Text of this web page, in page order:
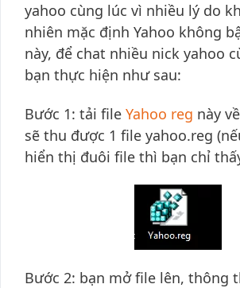
yahoo cùng lúc vì nhiều lý do
nhiên mặc định Yahoo không
này, để chat nhiều nick yahoo
bạn thực hiện như sau:
Bước 1: tải file Yahoo reg này
sẽ thu được 1 file yahoo.reg
hiển thị đuôi file thì bạn chỉ
Bước 2: bạn mở file lên, thông